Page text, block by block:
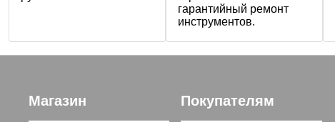
гарантийный ремонт
инструментов.
Магазин Покупателям